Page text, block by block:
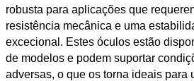
robusta para aplicações que
resistência mecânica e uma
excecional. Estes óculos estão
de modelos e podem suportar
adversas, o que os torna ideais para